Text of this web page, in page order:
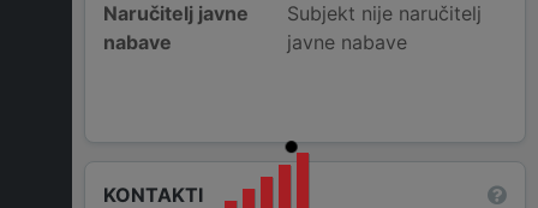
Naručitelj javne
nabave
Subjekt nije naručitelj
javne nabave
KONTAKTI